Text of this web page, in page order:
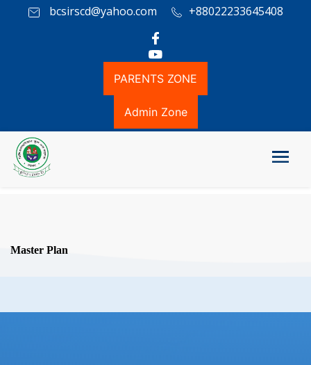
bcsirscd@yahoo.com +88022233645408
PARENTS ZONE
Admin Zone
Master Plan